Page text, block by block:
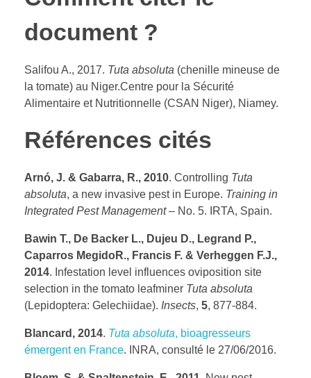
document ?
Salifou A., 2017. Tuta absoluta (chenille mineuse de
la tomate) au Niger.Centre pour la Sécurité
Alimentaire et Nutritionnelle (CSAN Niger), Niamey.
Références cités
Arnó, J. & Gabarra, R., 2010. Controlling Tuta
absoluta, a new invasive pest in Europe. Training in
Integrated Pest Management– No. 5. IRTA, Spain.
Bawin T., De Backer L., Dujeu D., Legrand P.,
Caparros MegidoR., Francis F. & Verheggen F.J.,
2014. Infestation level influences oviposition site
selection in the tomato leafminer Tuta absoluta
(Lepidoptera: Gelechiidae). Insects, 5, 877-884.
Blancard, 2014. Tuta absoluta, bioagresseurs
émergent en France. INRA, consulté le 27/06/2016.